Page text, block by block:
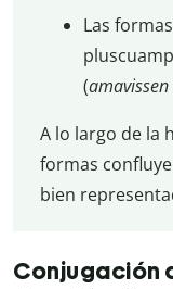
Las
(amavissen
A lo largo de la
formas
bien
Conjugación